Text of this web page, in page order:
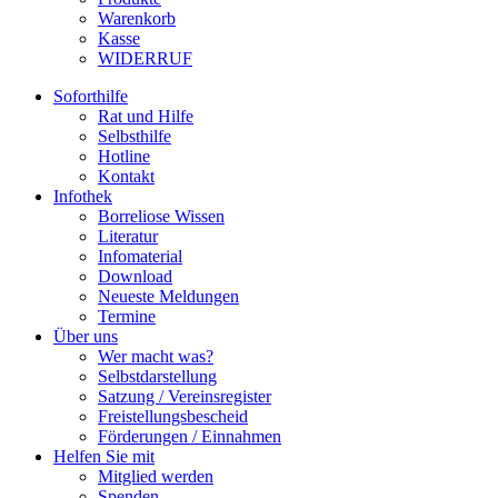
Warenkorb
Kasse
WIDERRUF
Soforthilfe
Rat und Hilfe
Selbsthilfe
Hotline
Kontakt
Infothek
Borreliose Wissen
Literatur
Infomaterial
Download
Neueste Meldungen
Termine
Über uns
Wer macht was?
Selbstdarstellung
Satzung / Vereinsregister
Freistellungsbescheid
Förderungen / Einnahmen
Helfen Sie mit
Mitglied werden